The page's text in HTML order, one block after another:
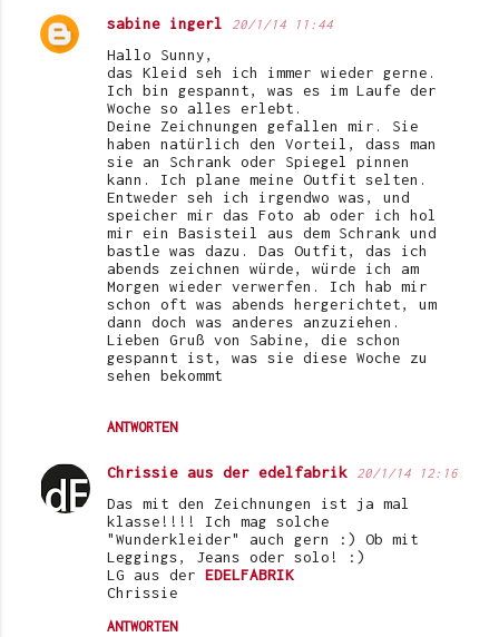
sabine ingerl 20/1/14 11:44
Hallo Sunny,
das Kleid seh ich immer wieder gerne.
Ich bin gespannt, was es im Laufe der
Woche so alles erlebt.
Deine Zeichnungen gefallen mir. Sie
haben natürlich den Vorteil, dass man
sie an Schrank oder Spiegel pinnen
kann. Ich plane meine Outfit selten.
Entweder seh ich irgendwo was, und
speicher mir das Foto ab oder ich hol
mir ein Basisteil aus dem Schrank und
bastle was dazu. Das Outfit, das ich
abends zeichnen würde, würde ich am
Morgen wieder verwerfen. Ich hab mir
schon oft was abends hergerichtet, um
dann doch was anderes anzuziehen.
Lieben Gruß von Sabine, die schon
gespannt ist, was sie diese Woche zu
sehen bekommt
ANTWORTEN
Chrissie aus der edelfabrik 20/1/14 12:16
Das mit den Zeichnungen ist ja mal
klasse!!!! Ich mag solche
"Wunderkleider" auch gern :) Ob mit
Leggings, Jeans oder solo! :)
LG aus der EDELFABRIK
Chrissie
ANTWORTEN